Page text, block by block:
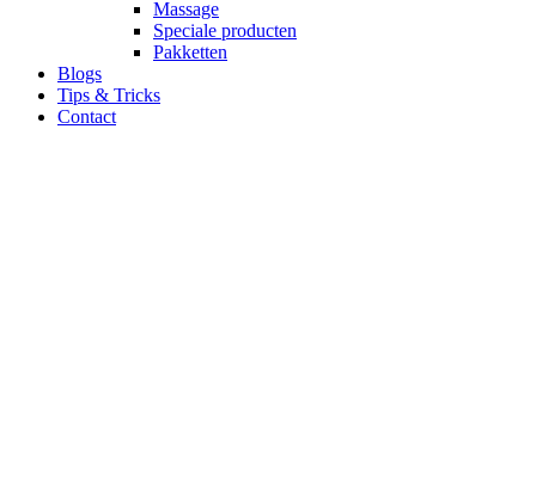
Massage
Speciale producten
Pakketten
Blogs
Tips & Tricks
Contact